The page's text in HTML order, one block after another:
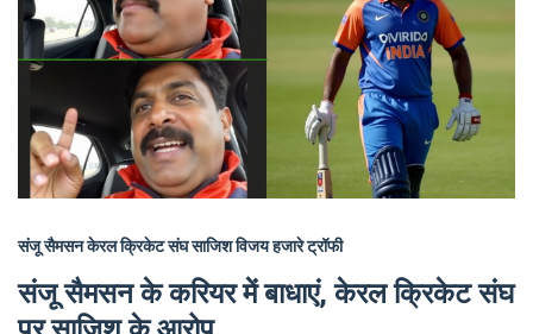
संजू सैमसनकेरल क्रिकेट संघसाजिशविजय हजारे ट्रॉफी
संजू सैमसन के करियर में बाधाएं, केरल क्रिकेट संघ